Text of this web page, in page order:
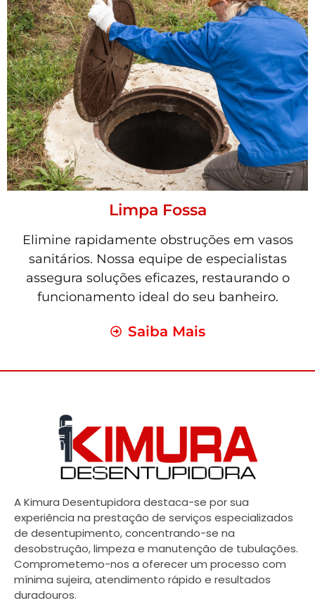
Limpa Fossa
Elimine rapidamente obstruções em vasos
sanitários. Nossa equipe de especialistas
assegura soluções eficazes, restaurando o
funcionamento ideal do seu banheiro.
Saiba Mais
A Kimura Desentupidora destaca-se por sua
experiência na prestação de serviços especializados
de desentupimento, concentrando-se na
desobstrução, limpeza e manutenção de tubulações.
Comprometemo-nos a oferecer um processo com
mínima sujeira, atendimento rápido e resultados
duradouros.